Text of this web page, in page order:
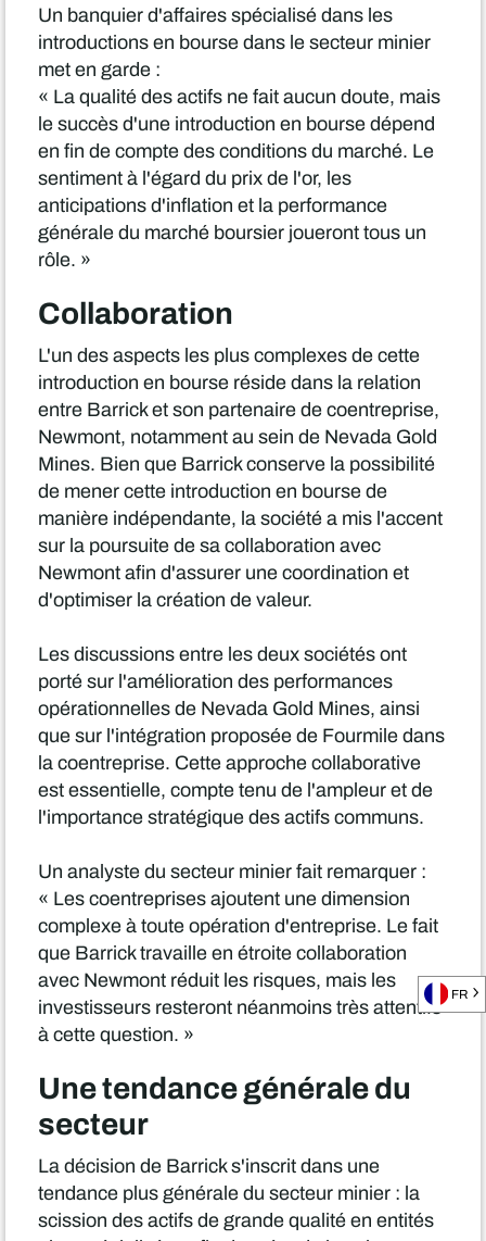
Un banquier d'affaires spécialisé dans les
introductions en bourse dans le secteur minier
met en garde :
« La qualité des actifs ne fait aucun doute, mais
le succès d'une introduction en bourse dépend
en fin de compte des conditions du marché. Le
sentiment à l'égard du prix de l'or, les
anticipations d'inflation et la performance
générale du marché boursier joueront tous un
rôle. »
Collaboration
L'un des aspects les plus complexes de cette
introduction en bourse réside dans la relation
entre Barrick et son partenaire de coentreprise,
Newmont, notamment au sein de Nevada Gold
Mines. Bien que Barrick conserve la possibilité
de mener cette introduction en bourse de
manière indépendante, la société a mis l'accent
sur la poursuite de sa collaboration avec
Newmont afin d'assurer une coordination et
d'optimiser la création de valeur.
Les discussions entre les deux sociétés ont
porté sur l'amélioration des performances
opérationnelles de Nevada Gold Mines, ainsi
que sur l'intégration proposée de Fourmile dans
la coentreprise. Cette approche collaborative
est essentielle, compte tenu de l'ampleur et de
l'importance stratégique des actifs communs.
Un analyste du secteur minier fait remarquer :
« Les coentreprises ajoutent une dimension
complexe à toute opération d'entreprise. Le fait
que Barrick travaille en étroite collaboration
avec Newmont réduit les risques, mais les
investisseurs resteront néanmoins très attentifs
à cette question. »
Une tendance générale du
secteur
La décision de Barrick s'inscrit dans une
tendance plus générale du secteur minier : la
scission des actifs de grande qualité en entités
FR